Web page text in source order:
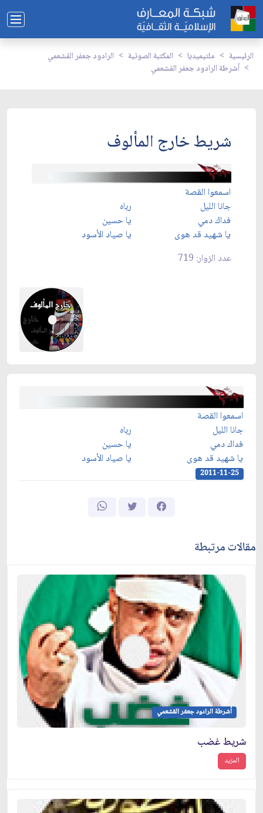
الرئيسية ملتيميديا المكتبة الصوتية
الرادود جعفر القشعمي
أشرطة الرادود جعفر القشعمي
شريط خارج المألوف
اسمعوا القصة
جانا الليل
رباه
فداك دمي
يا حسين
يا شهيد قد هوى
يا صياد الأسود
عدد الزوار: 719
اسمعوا القصة
جانا الليل
رباه
فداك دمي
يا حسين
يا شهيد قد هوى
يا صياد الأسود
2011-11-25
مقالات مرتبطة
أشرطة الرادود جعفر القشعمي
شريط غضب
المزيد